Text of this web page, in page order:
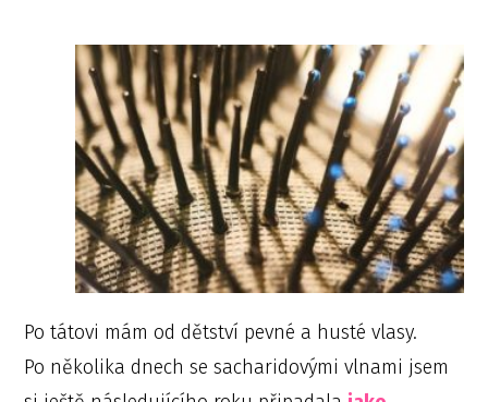
Po tátovi mám od dětství pevné a husté vlasy.
Po několika dnech se sacharidovými vlnami jsem